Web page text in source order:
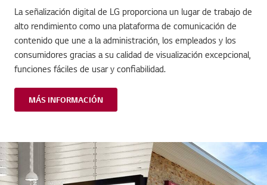
La señalización digital de LG proporciona un lugar de trabajo de
alto rendimiento como una plataforma de comunicación de
contenido que une a la administración, los empleados y los
consumidores gracias a su calidad de visualización excepcional,
funciones fáciles de usar y confiabilidad.
MÁS INFORMACIÓN